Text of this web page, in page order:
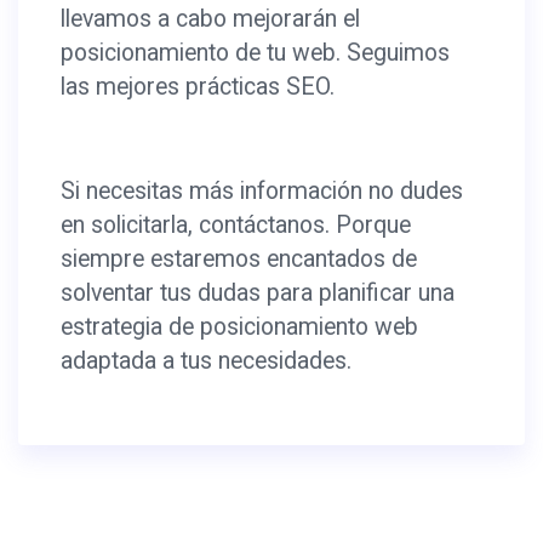
llevamos a cabo mejorarán el
posicionamiento de tu web. Seguimos
las mejores prácticas SEO.
Si necesitas más información no dudes
en solicitarla, contáctanos. Porque
siempre estaremos encantados de
solventar tus dudas para planificar una
estrategia de posicionamiento web
adaptada a tus necesidades.